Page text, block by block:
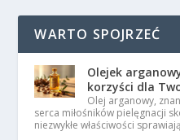
WARTO SPOJRZEĆ
Olejek
korzyści dla
Olej arganowy,
serca miłośników pielęgnacji
niezwykłe właściwości